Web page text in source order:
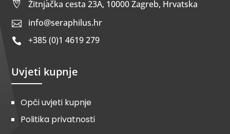
 Žitnjačka cesta 23A, 10000 Zagreb, Hrvatska
 info@seraphilus.hr
 +385 (0)1 4619 279
Uvjeti kupnje
Opći uvjeti kupnje
Politika privatnosti